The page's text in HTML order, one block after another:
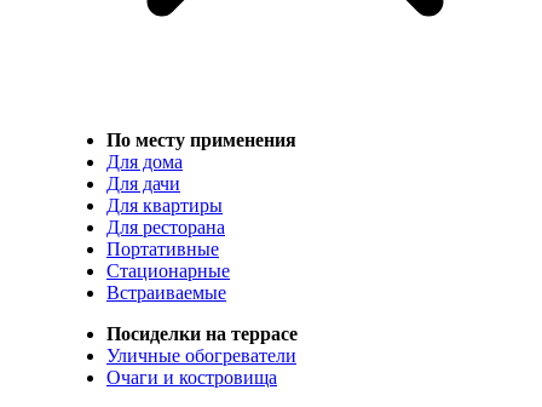
По месту применения
Для дома
Для дачи
Для квартиры
Для ресторана
Портативные
Стационарные
Встраиваемые
Посиделки на террасе
Уличные обогреватели
Очаги и костровища